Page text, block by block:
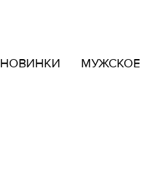
НОВИНКИ МУЖСКОЕ